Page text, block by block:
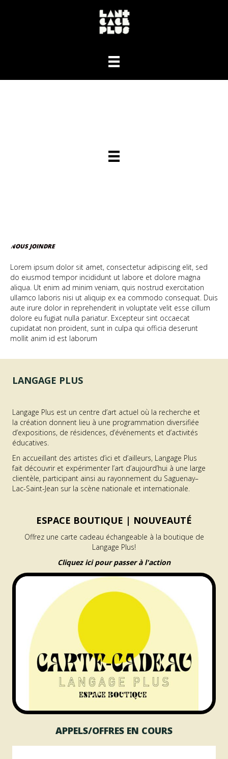
NOUS JOINDRE
Lorem ipsum dolor sit amet, consectetur adipiscing elit, sed
do eiusmod tempor incididunt ut labore et dolore magna
aliqua. Ut enim ad minim veniam, quis nostrud exercitation
ullamco laboris nisi ut aliquip ex ea commodo consequat. Duis
aute irure dolor in reprehenderit in voluptate velit esse cillum
dolore eu fugiat nulla pariatur. Excepteur sint occaecat
cupidatat non proident, sunt in culpa qui officia deserunt
mollit anim id est laborum
LANGAGE PLUS
Langage Plus est un centre d’art actuel où la recherche et
la création donnent lieu à une programmation diversifiée
d’expositions, de résidences, d’événements et d’activités
éducatives.
En accueillant des artistes d’ici et d’ailleurs, Langage Plus
fait découvrir et expérimenter l’art d’aujourd’hui à une large
clientèle, participant ainsi au rayonnement du Saguenay–
Lac-Saint-Jean sur la scène nationale et internationale.
ESPACE BOUTIQUE | NOUVEAUTÉ
Offrez une carte cadeau échangeable à la boutique de
Langage Plus!
Cliquez ici pour passer à l'action
APPELS/OFFRES EN COURS